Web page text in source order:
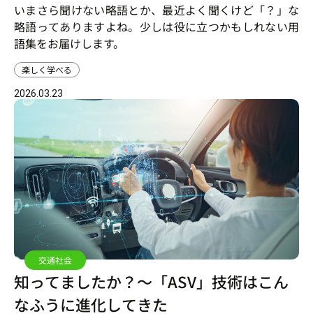
いまさら聞けない略語とか、最近よく聞くけど「？」な
略語ってありますよね。少しは役に立つかもしれない用
語集をお届けします。
楽しく学べる
2026.03.23
交通社会
知ってましたか？～「ASV」技術はこん
なふうに進化してきた